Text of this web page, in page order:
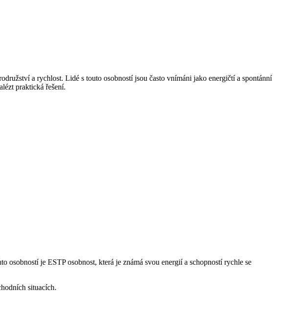
a rychlost. Lidé s touto osobností jsou často vnímáni jako energičtí a spontánní
praktická řešení.
je ESTP osobnost, která je známá svou energií a schopností rychle se
situacích.